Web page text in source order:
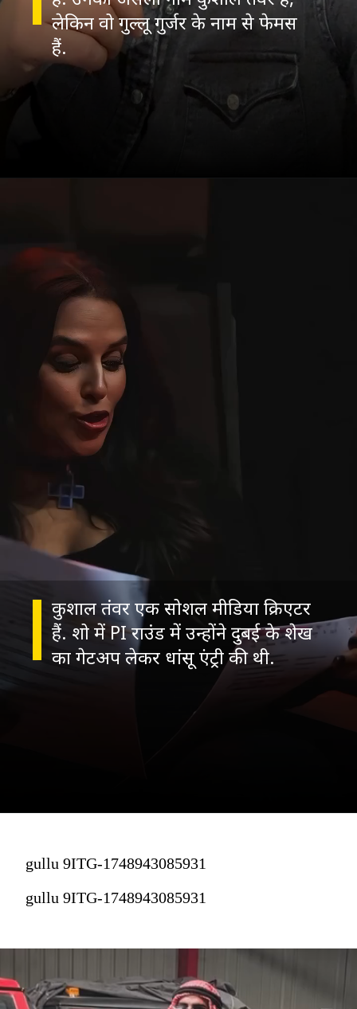
लेकिन वो गुल्लू गुर्जर के नाम से फेमस
हैं.
कुशाल तंवर एक सोशल मीडिया क्रिएटर
हैं. शो में PI राउंड में उन्होंने दुबई के शेख
का गेटअप लेकर धांसू एंट्री की थी.
gullu 9ITG-1748943085931
gullu 9ITG-1748943085931